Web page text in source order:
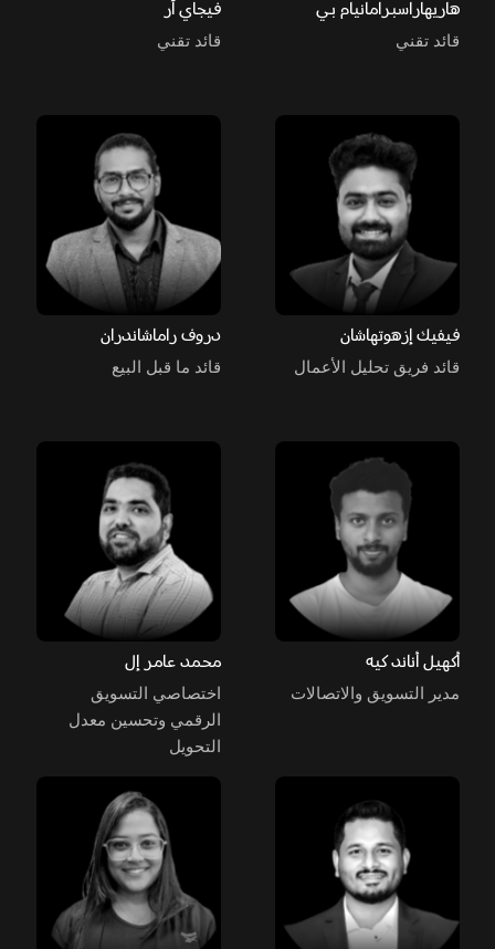
هاريهاراسبرامانيام بي
قائد تقني
فيجاي آر
قائد تقني
فيفيك إزهوتهاشان
قائد فريق تحليل الأعمال
دروف راماشاندران
قائد ما قبل البيع
أكهيل أناند كيه
مدير التسويق والاتصالات
محمد عامر إل
اختصاصي التسويق
الرقمي وتحسين معدل
التحويل